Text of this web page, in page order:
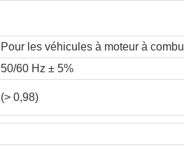
Pour les véhicules à moteur à
50/60 Hz ± 5%
(> 0,98)